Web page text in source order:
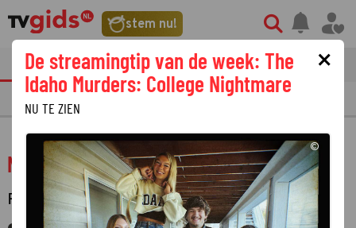
stem nu!
tvgids streaming nieuws
PRIMETIME GEMIST
New Kids turbo
FILM KOMEDIE
×
De streamingtip van de week: The
Idaho Murders: College Nightmare
NU TE ZIEN
©